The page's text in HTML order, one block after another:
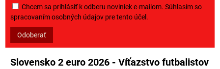
Chcem sa prihlásiť k odberu noviniek e-mailom. Súhlasím so
spracovaním osobných údajov pre tento účel.
Odoberať
Slovensko 2 euro 2026 - Víťazstvo futbalistov